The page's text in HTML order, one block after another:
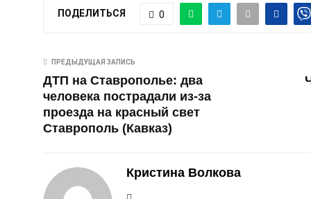
ПОДЕЛИТЬСЯ 0
ПРЕДЫДУЩАЯ ЗАПИСЬ
ДТП на Ставрополье: два
человека пострадали из-за
проезда на красный свет
Ставрополь (Кавказ)
Кристина Волкова